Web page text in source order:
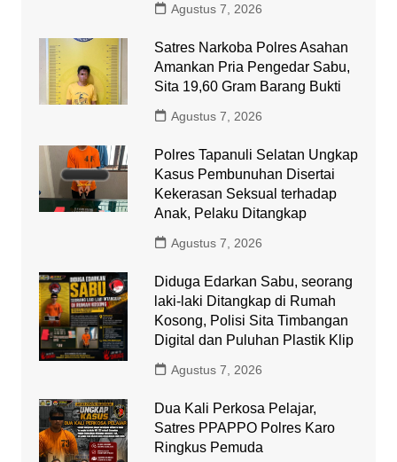
Agustus 7, 2026
Satres Narkoba Polres Asahan
Amankan Pria Pengedar Sabu,
Sita 19,60 Gram Barang Bukti
Agustus 7, 2026
Polres Tapanuli Selatan Ungkap
Kasus Pembunuhan Disertai
Kekerasan Seksual terhadap
Anak, Pelaku Ditangkap
Agustus 7, 2026
Diduga Edarkan Sabu, seorang
laki-laki Ditangkap di Rumah
Kosong, Polisi Sita Timbangan
Digital dan Puluhan Plastik Klip
Agustus 7, 2026
Dua Kali Perkosa Pelajar,
Satres PPAPPO Polres Karo
Ringkus Pemuda